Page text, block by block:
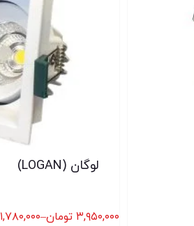
لوگان (LOGAN)
۳,۹۵۰,۰۰۰ تومان–۱,۷۸۰,۰۰۰